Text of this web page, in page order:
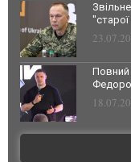
"старої
Повний